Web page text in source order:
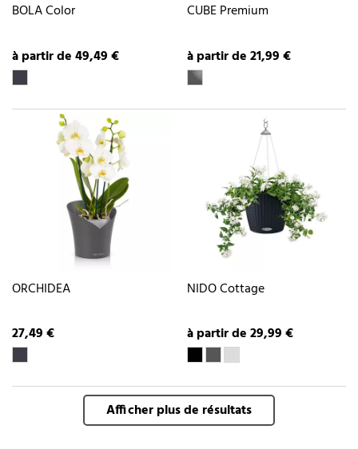
BOLA Color
à partir de 49,49 €
CUBE Premium
à partir de 21,99 €
ORCHIDEA
27,49 €
NIDO Cottage
à partir de 29,99 €
Afficher plus de résultats